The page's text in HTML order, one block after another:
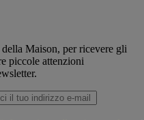
Maison, per ricevere gli
piccole attenzioni